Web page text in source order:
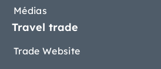
Médias
Travel trade
Trade Website